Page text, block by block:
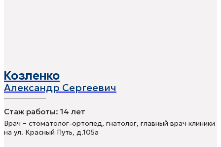
Козленко
Александр Сергеевич
Стаж работы: 14 лет
Врач – стоматолог-ортопед, гнатолог, главный врач клиники
на ул. Красный Путь, д.105а